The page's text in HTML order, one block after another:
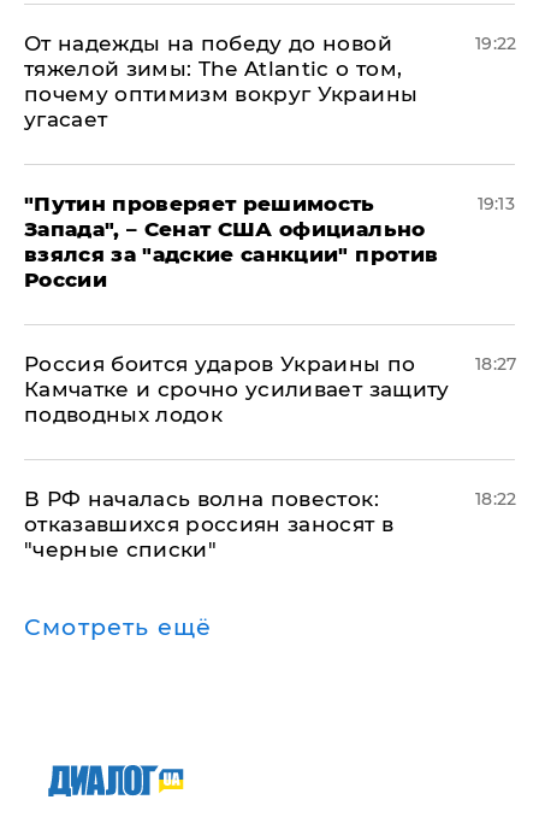
От надежды на победу до новой
тяжелой зимы: The Atlantic о том,
почему оптимизм вокруг Украины
угасает
19:22
"Путин проверяет решимость
Запада", – Сенат США официально
взялся за "адские санкции" против
России
19:13
Россия боится ударов Украины по
Камчатке и срочно усиливает защиту
подводных лодок
18:27
​В РФ началась волна повесток:
отказавшихся россиян заносят в
"черные списки"
18:22
Смотреть ещё